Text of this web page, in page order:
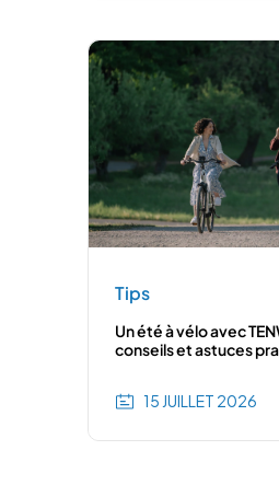
Tips
Un été à vélo avec
conseils et astuces
15 JUILLET 2026